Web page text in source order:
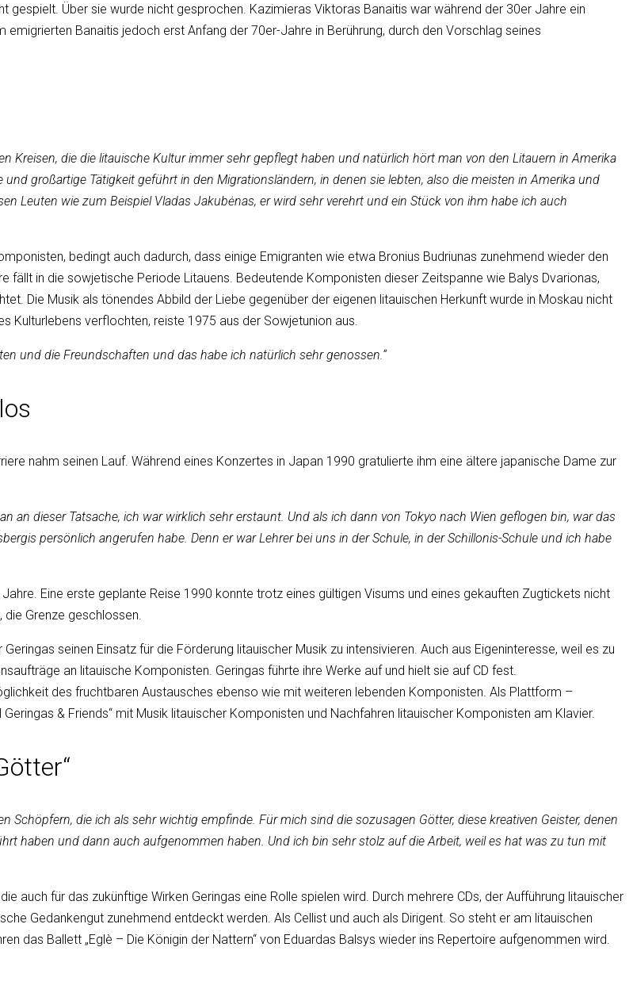
gespielt. Über sie wurde nicht gesprochen. Kazimieras Viktoras Banaitis war während der 30er Jahre ein
Banaitis jedoch erst Anfang der 70er-Jahre in Berührung, durch den Vorschlag seines
Kreisen, die die litauische Kultur immer sehr gepflegt haben und natürlich hört man von den Litauern in Amerika
großartige Tätigkeit geführt in den Migrationsländern, in denen sie lebten, also die meisten in Amerika und
Leuten wie zum Beispiel Vladas Jakubėnas, er wird sehr verehrt und ein Stück von ihm habe ich auch
bedingt auch dadurch, dass einige Emigranten wie etwa Bronius Budriunas zunehmend wieder den
in die sowjetische Periode Litauens. Bedeutende Komponisten dieser Zeitspanne wie Balys Dvarionas,
Die Musik als tönendes Abbild der Liebe gegenüber der eigenen litauischen Herkunft wurde in Moskau nicht
Kulturlebens verflochten, reiste 1975 aus der Sowjetunion aus.
und die Freundschaften und das habe ich natürlich sehr genossen.“
nahm seinen Lauf. Während eines Konzertes in Japan 1990 gratulierte ihm eine ältere japanische Dame zur
an dieser Tatsache, ich war wirklich sehr erstaunt. Und als ich dann von Tokyo nach Wien geflogen bin, war das
persönlich angerufen habe. Denn er war Lehrer bei uns in der Schule, in der Schillonis-Schule und ich habe
Eine erste geplante Reise 1990 konnte trotz eines gültigen Visums und eines gekauften Zugtickets nicht
die Grenze geschlossen.
seinen Einsatz für die Förderung litauischer Musik zu intensivieren. Auch aus Eigeninteresse, weil es zu
an litauische Komponisten. Geringas führte ihre Werke auf und hielt sie auf CD fest.
des fruchtbaren Austausches ebenso wie mit weiteren lebenden Komponisten. Als Plattform –
& Friends“ mit Musik litauischer Komponisten und Nachfahren litauischer Komponisten am Klavier.
Schöpfern, die ich als sehr wichtig empfinde. Für mich sind die sozusagen Götter, diese kreativen Geister, denen
haben und dann auch aufgenommen haben. Und ich bin sehr stolz auf die Arbeit, weil es hat was zu tun mit
auch für das zukünftige Wirken Geringas eine Rolle spielen wird. Durch mehrere CDs, der Aufführung litauischer
Gedankengut zunehmend entdeckt werden. Als Cellist und auch als Dirigent. So steht er am litauischen
das Ballett „Eglè – Die Königin der Nattern“ von Eduardas Balsys wieder ins Repertoire aufgenommen wird.